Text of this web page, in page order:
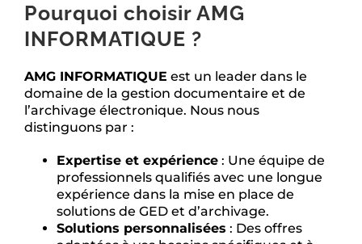
Pourquoi choisir AMG
INFORMATIQUE ?
AMG INFORMATIQUE est un leader dans le
domaine de la gestion documentaire et de
l’archivage électronique. Nous nous
distinguons par :
Expertise et expérience: Une équipe de
professionnels qualifiés avec une longue
expérience dans la mise en place de
solutions de GED et d’archivage.
Solutions personnalisées : Des offres